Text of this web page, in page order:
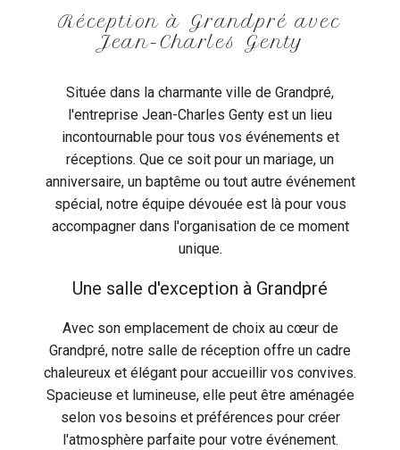
Réception à Grandpré avec
Jean-Charles Genty
Située dans la charmante ville de Grandpré,
l'entreprise Jean-Charles Genty est un lieu
incontournable pour tous vos événements et
réceptions. Que ce soit pour un mariage, un
anniversaire, un baptême ou tout autre événement
spécial, notre équipe dévouée est là pour vous
accompagner dans l'organisation de ce moment
unique.
Une salle d'exception à Grandpré
Avec son emplacement de choix au cœur de
Grandpré, notre salle de réception offre un cadre
chaleureux et élégant pour accueillir vos convives.
Spacieuse et lumineuse, elle peut être aménagée
selon vos besoins et préférences pour créer
l'atmosphère parfaite pour votre événement.